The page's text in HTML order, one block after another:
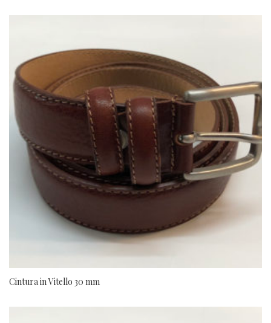
Cintura in Vitello 30 mm